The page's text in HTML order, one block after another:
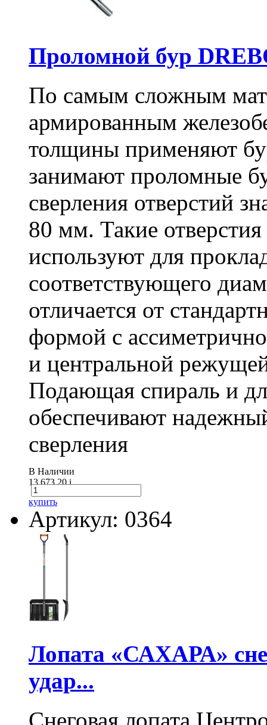
Проломной бур
По самым сложным
армированным
толщины применяют
занимают проломные
сверления отверстий
80 мм. Такие
используют для
соответствующего
отличается от
формой с
и центральной
Подающая спираль и
обеспечивают
сверления
В Наличии
13 673.20i
купить
Артикул: 0364
Лопата «САХАРА»
удар...